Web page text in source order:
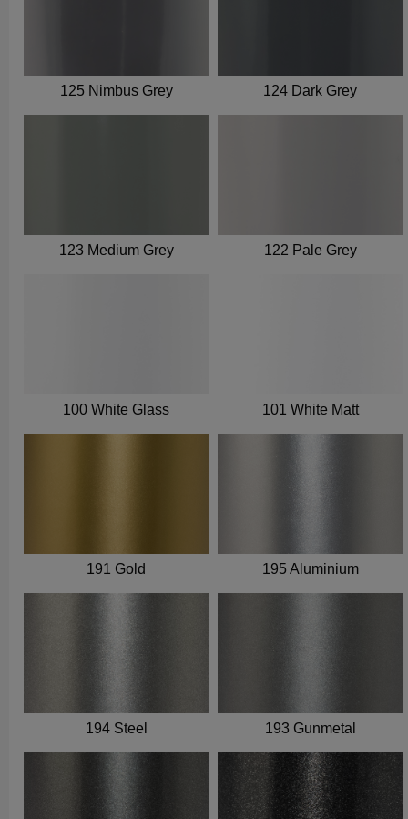
125 Nimbus Grey 124 Dark Grey
123 Medium Grey 122 Pale Grey
100 White Glass 101 White Matt
191 Gold 195 Aluminium
194 Steel 193 Gunmetal